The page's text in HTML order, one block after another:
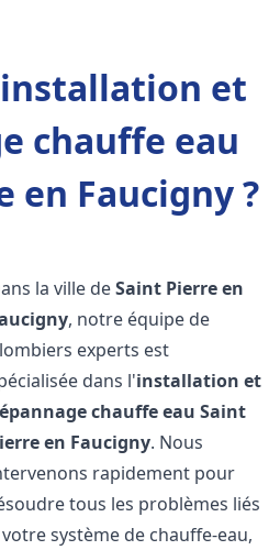
et
chauffe eau
en Faucigny ?
la ville deSaint Pierre en
, notre équipe de
experts est
dans l'installation et
chauffe eau Saint
en Faucigny. Nous
rapidement pour
tous les problèmes liés
système de chauffe-eau,